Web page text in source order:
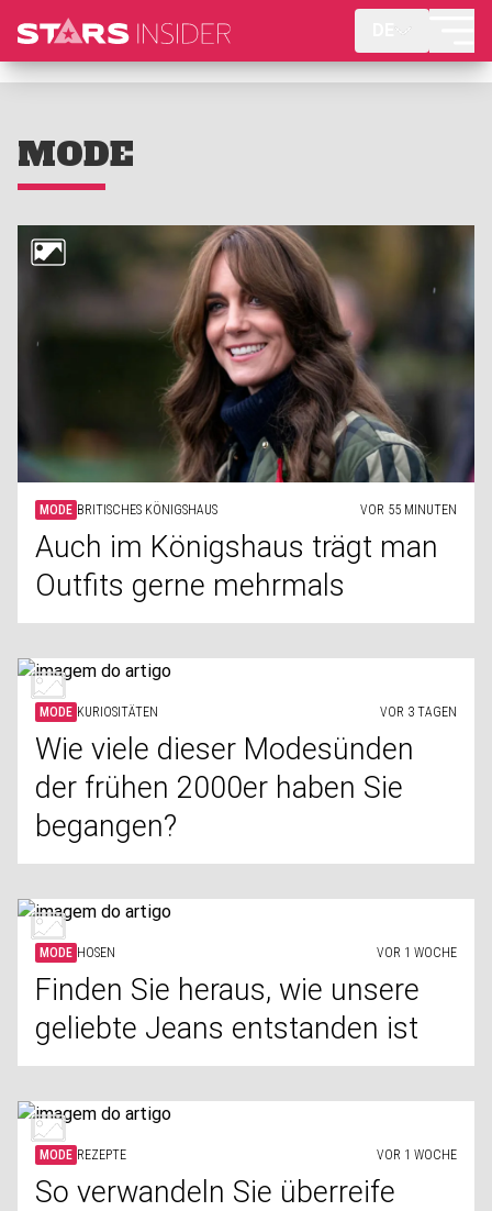
MODE
MODE BRITISCHES KÖNIGSHAUS VOR 55 MINUTEN
Auch im Königshaus trägt man
Outfits gerne mehrmals
MODE KURIOSITÄTEN VOR 3 TAGEN
Wie viele dieser Modesünden
der frühen 2000er haben Sie
begangen?
MODE HOSEN VOR 1 WOCHE
Finden Sie heraus, wie unsere
geliebte Jeans entstanden ist
MODE REZEPTE VOR 1 WOCHE
So verwandeln Sie überreife